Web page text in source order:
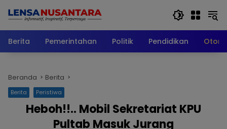
Berita
Pemerintahan Politik Pendidikan
Beranda Berita
Berita Peristiwa
Heboh!!.. Mobil Sekretariat KPU
Pultab Masuk Jurang